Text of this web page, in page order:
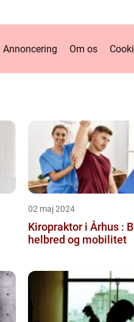
Annoncering Om os
02 maj 2024
Kiropraktor i Århus :
helbred og mobilitet